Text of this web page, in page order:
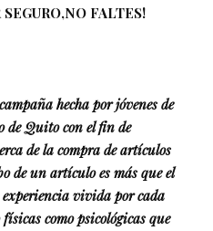
SEGURO,NO FALTES!
hecha por jóvenes de
de Quito con el fin de
de la compra de artículos
de un artículo es más que el
vivida por cada
como psicológicas que